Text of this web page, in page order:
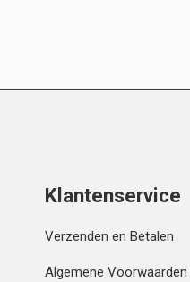
Klantenservice
Verzenden en Betalen
Algemene Voorwaarden